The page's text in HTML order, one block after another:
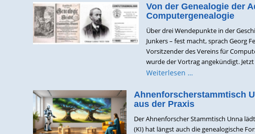
Von der Genealogie der
Computergenealogie
Über drei Wendepunkte in der
Junkers – fest macht, sprach Georg
Vorsitzender des Vereins für
wurde der Vortrag angekündigt. Jetzt
Weiterlesen …
Ahnenforscherstammtisch
aus der Praxis
Der Ahnenforscher Stammtisch Unna
(KI) hat längst auch die genealogische